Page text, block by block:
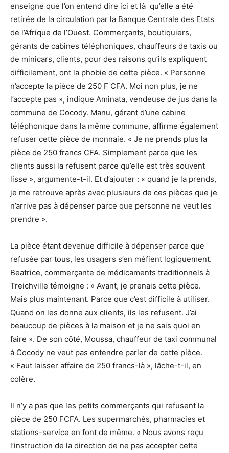
enseigne que l’on entend dire ici et là qu’elle a été
retirée de la circulation par la Banque Centrale des Etats
de l’Afrique de l’Ouest. Commerçants, boutiquiers,
gérants de cabines téléphoniques, chauffeurs de taxis ou
de minicars, clients, pour des raisons qu’ils expliquent
difficilement, ont la phobie de cette pièce. « Personne
n’accepte la pièce de 250 F CFA. Moi non plus, je ne
l’accepte pas », indique Aminata, vendeuse de jus dans la
commune de Cocody. Manu, gérant d’une cabine
téléphonique dans la même commune, affirme également
refuser cette pièce de monnaie. « Je ne prends plus la
pièce de 250 francs CFA. Simplement parce que les
clients aussi la refusent parce qu’elle est très souvent
lisse », argumente-t-il. Et d’ajouter : « quand je la prends,
je me retrouve après avec plusieurs de ces pièces que je
n’arrive pas à dépenser parce que personne ne veut les
prendre ».
La pièce étant devenue difficile à dépenser parce que
refusée par tous, les usagers s’en méfient logiquement.
Beatrice, commerçante de médicaments traditionnels à
Treichville témoigne : « Avant, je prenais cette pièce.
Mais plus maintenant. Parce que c’est difficile à utiliser.
Quand on les donne aux clients, ils les refusent. J’ai
beaucoup de pièces à la maison et je ne sais quoi en
faire ». De son côté, Moussa, chauffeur de taxi communal
à Cocody ne veut pas entendre parler de cette pièce.
« Faut laisser affaire de 250 francs-là », lâche-t-il, en
colère.
Il n’y a pas que les petits commerçants qui refusent la
pièce de 250 FCFA. Les supermarchés, pharmacies et
stations-service en font de même. « Nous avons reçu
l’instruction de la direction de ne pas accepter cette